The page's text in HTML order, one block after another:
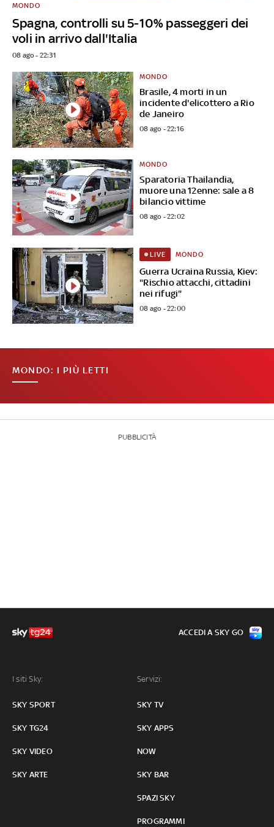
Spagna, controlli su 5-10% passeggeri dei
voli in arrivo dall'Italia
MONDO
08 ago - 22:31
Brasile, 4 morti in un
incidente d'elicottero a Rio
de Janeiro
MONDO
08 ago - 22:16
Sparatoria Thailandia,
muore una 12enne: sale a 8
bilancio vittime
MONDO
08 ago - 22:02
Guerra Ucraina Russia, Kiev:
"Rischio attacchi, cittadini
nei rifugi"
LIVE MONDO
08 ago - 22:00
MONDO: I PIÙ LETTI
PUBBLICITÀ
I siti Sky:
SKY SPORT
SKY TG24
SKY VIDEO
SKY ARTE
Servizi:
SKY TV
SKY APPS
NOW
SKY BAR
SPAZI SKY
PROGRAMMI
ACCEDI A SKY GO